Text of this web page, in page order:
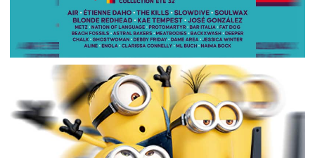
POINT SUR LA PROGRAMMATION DE LA ROUTE
DU ROCK 2024 AVEC L’ÉQUIPE AU COMPLET
2024-07-21 Festival,Listen Up And Bleed,
Podcasts